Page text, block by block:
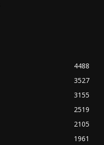
4488
3527
3155
2519
2105
1961